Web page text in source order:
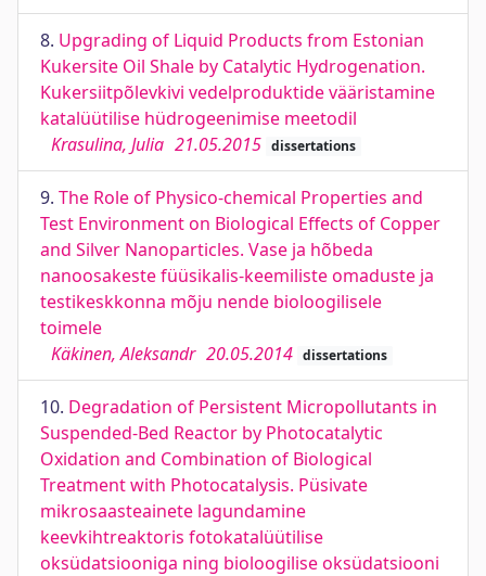
8. Upgrading of Liquid Products from Estonian
Kukersite Oil Shale by Catalytic Hydrogenation.
Kukersiitpõlevkivi vedelproduktide vääristamine
katalüütilise hüdrogeenimise meetodil
Krasulina, Julia 21.05.2015 dissertations
9. The Role of Physico-chemical Properties and
Test Environment on Biological Effects of Copper
and Silver Nanoparticles. Vase ja hõbeda
nanoosakeste füüsikalis-keemiliste omaduste ja
testikeskkonna mõju nende bioloogilisele
toimele
Käkinen, Aleksandr 20.05.2014 dissertations
10. Degradation of Persistent Micropollutants in
Suspended-Bed Reactor by Photocatalytic
Oxidation and Combination of Biological
Treatment with Photocatalysis. Püsivate
mikrosaasteainete lagundamine
keevkihtreaktoris fotokatalüütilise
oksüdatsiooniga ning bioloogilise oksüdatsiooni